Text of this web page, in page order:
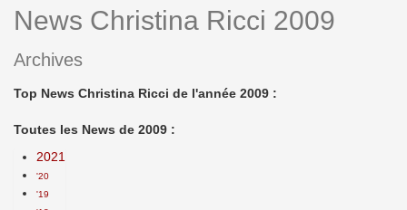
News Christina Ricci 2009
Archives
Top News Christina Ricci de l'année 2009 :
Toutes les News de 2009 :
2021
'20
'19